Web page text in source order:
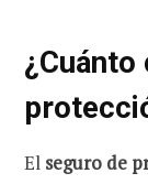
El seguro de